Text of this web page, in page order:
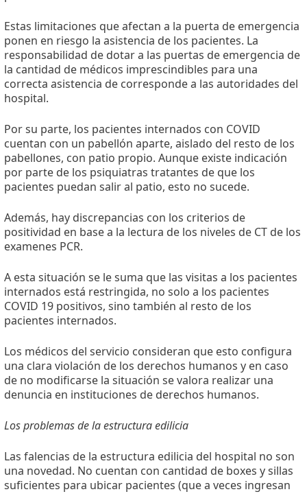
Estas limitaciones que afectan a la puerta de emergencia
ponen en riesgo la asistencia de los pacientes. La
responsabilidad de dotar a las puertas de emergencia de
la cantidad de médicos imprescindibles para una
correcta asistencia de corresponde a las autoridades del
hospital.
Por su parte, los pacientes internados con COVID
cuentan con un pabellón aparte, aislado del resto de los
pabellones, con patio propio. Aunque existe indicación
por parte de los psiquiatras tratantes de que los
pacientes puedan salir al patio, esto no sucede.
Además, hay discrepancias con los criterios de
positividad en base a la lectura de los niveles de CT de los
examenes PCR.
A esta situación se le suma que las visitas a los pacientes
internados está restringida, no solo a los pacientes
COVID 19 positivos, sino también al resto de los
pacientes internados.
Los médicos del servicio consideran que esto configura
una clara violación de los derechos humanos y en caso
de no modificarse la situación se valora realizar una
denuncia en instituciones de derechos humanos.
Los problemas de la estructura edilicia
Las falencias de la estructura edilicia del hospital no son
una novedad. No cuentan con cantidad de boxes y sillas
suficientes para ubicar pacientes (que a veces ingresan